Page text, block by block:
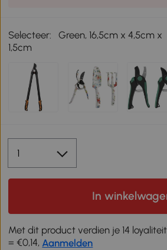
Selecteer:
Green, 16,5cm x 4,5cm x
1,5cm
In
Met dit product verdien je 14
= €0,14, Aanmelden